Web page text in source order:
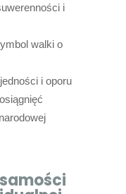
i
walki o
i oporu